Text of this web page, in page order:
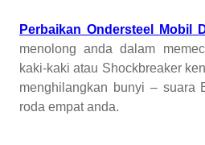
Perbaikan Ondersteel Mobil
menolong anda dalam
kaki-kaki atau Shockbreaker
menghilangkan bunyi – suara
roda empat anda.